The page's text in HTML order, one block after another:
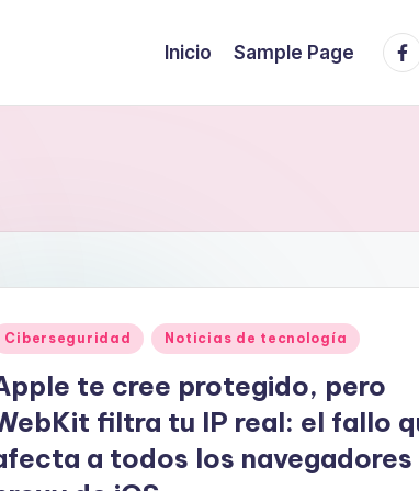
Inicio Sample Page
Ciberseguridad Noticias de tecnología
te cree protegido, pero
filtra tu IP real: el fallo
a todos los navegadores